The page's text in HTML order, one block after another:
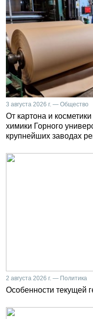
3 августа 2026 г. — Общество
От картона и
химики Горного
крупнейших заводах
2 августа 2026 г. — Политика
Особенности текущей